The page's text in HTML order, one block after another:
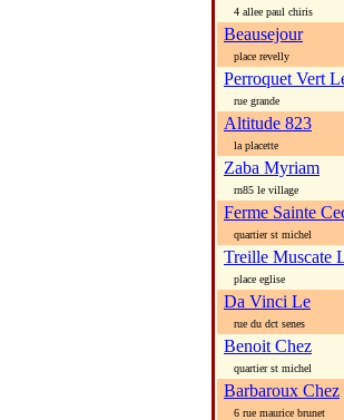
4 allee paul chiris
Beausejour
place revelly
Perroquet Vert
rue grande
Altitude 823
la placette
Zaba Myriam
rn85 le village
Ferme Sainte
quartier st michel
Treille Muscate
place eglise
Da Vinci Le
rue du dct senes
Benoit Chez
quartier st michel
Barbaroux Chez
6 rue maurice brunet